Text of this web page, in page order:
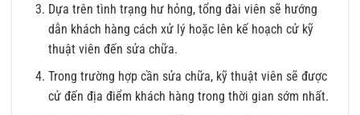
Dựa trên tình trạng hư hỏng, tổng đài viên sẽ hướng
dẫn khách hàng cách xử lý hoặc lên kế hoạch cử kỹ
thuật viên đến sửa chữa.
Trong trường hợp cần sửa chữa, kỹ thuật viên sẽ được
cử đến địa điểm khách hàng trong thời gian sớm nhất.